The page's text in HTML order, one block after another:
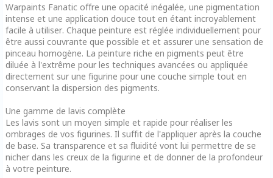
Warpaints Fanatic offre une opacité inégalée, une pigmentation
intense et une application douce tout en étant incroyablement
facile à utiliser. Chaque peinture est réglée individuellement pour
être aussi couvrante que possible et et assurer une sensation de
pinceau homogène. La peinture riche en pigments peut être
diluée à l'extrême pour les techniques avancées ou appliquée
directement sur une figurine pour une couche simple tout en
conservant la dispersion des pigments.
Une gamme de lavis complète
Les lavis sont un moyen simple et rapide pour réaliser les
ombrages de vos figurines. Il suffit de l'appliquer après la couche
de base. Sa transparence et sa fluidité vont lui permettre de se
nicher dans les creux de la figurine et de donner de la profondeur
à votre peinture.